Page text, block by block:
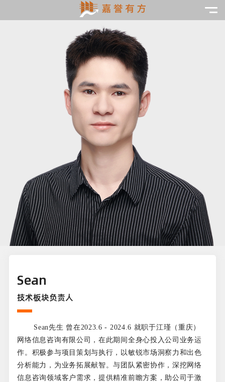
Sean
技术板块负责人
Sean先生 曾在2023.6 - 2024.6 就职于江瑾（重庆）
网络信息咨询有限公司，在此期间全身心投入公司业务运
作。积极参与项目策划与执行，以敏锐市场洞察力和出色
分析能力，为业务拓展献智。与团队紧密协作，深挖网络
信息咨询领域客户需求，提供精准前瞻方案，助公司于激